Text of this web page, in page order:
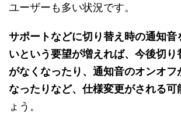
ユーザーも多い状況です。
サポートなどに切り替え時の通知音
いという要望が増えれば、今後切り
がなくなったり、通知音のオンオフ
なったりなど、仕様変更がされる可
ょう。